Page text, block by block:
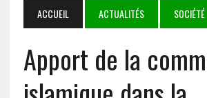
ACCUEIL ACTUALITÉS SOCIÉTÉ
Apport de la